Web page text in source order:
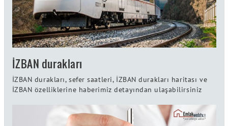
İZBAN durakları
İZBAN durakları, sefer saatleri, İZBAN durakları haritası ve
İZBAN özelliklerine haberimiz detayından ulaşabilirsiniz